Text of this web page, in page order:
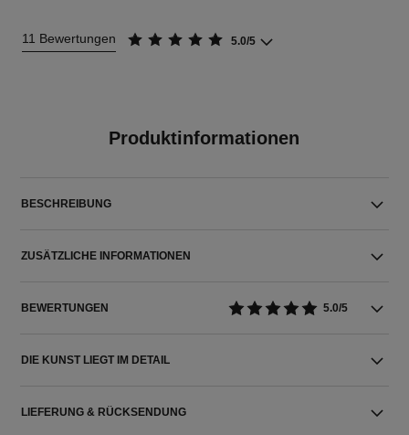
11 Bewertungen 5.0/5
Produktinformationen
BESCHREIBUNG
ZUSÄTZLICHE INFORMATIONEN
BEWERTUNGEN 5.0/5
DIE KUNST LIEGT IM DETAIL
LIEFERUNG & RÜCKSENDUNG